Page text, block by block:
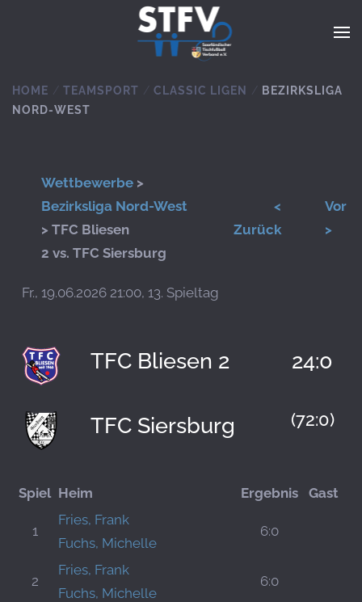
Zum Hauptinhalt springen
HOME TEAMSPORT CLASSIC LIGEN
BEZIRKSLIGA
NORD-WEST
Wettbewerbe >
Bezirksliga Nord-West
> TFC Bliesen
2 vs. TFC Siersburg
<
Zurück
Vor
>
Fr., 19.06.2026 21:00, 13. Spieltag
TFC Bliesen 2 24:0
(72:0)
TFC Siersburg
Spiel Heim Ergebnis Gast
1
Fries, Frank
Fuchs, Michelle
6:0
2
Fries, Frank
Fuchs, Michelle
6:0